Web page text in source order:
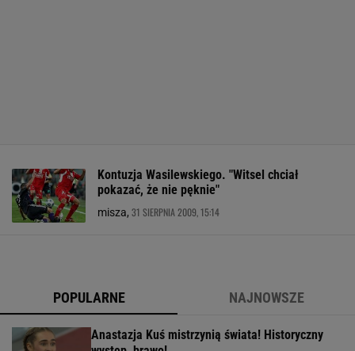
Kontuzja Wasilewskiego. "Witsel chciał
pokazać, że nie pęknie"
misza, 31 SIERPNIA 2009, 15:14
POPULARNE NAJNOWSZE
Anastazja Kuś mistrzynią świata! Historyczny